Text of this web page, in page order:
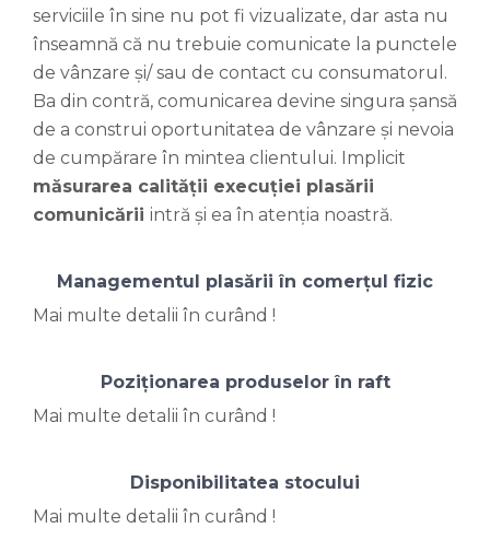
serviciile în sine nu pot fi vizualizate, dar asta nu
înseamnă că nu trebuie comunicate la punctele
de vânzare și/ sau de contact cu consumatorul.
Ba din contră, comunicarea devine singura șansă
de a construi oportunitatea de vânzare și nevoia
de cumpărare în mintea clientului. Implicit
măsurarea calității execuției plasării
comunicării intră și ea în atenția noastră.
Managementul plasării în comerțul fizic
Mai multe detalii în curând !
Poziționarea produselor în raft
Mai multe detalii în curând !
Disponibilitatea stocului
Mai multe detalii în curând !